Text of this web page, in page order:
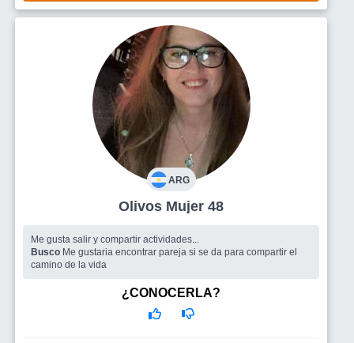
ARG
Olivos Mujer 48
Me gusta salir y compartir actividades...
Busco Me gustaria encontrar pareja si se da para compartir el
camino de la vida
¿CONOCERLA?